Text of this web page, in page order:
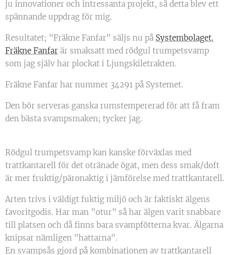
ju innovationer och intressanta projekt, så detta blev ett
spännande uppdrag för mig.
Resultatet; "Fräkne Fanfar" säljs nu på Systembolaget.
Fräkne Fanfar är smaksatt med rödgul trumpetsvamp
som jag själv har plockat i Ljungskiletrakten.
Fräkne Fanfar har nummer 34291 på Systemet.
Den bör serveras ganska rumstempererad för att få fram
den bästa svampsmaken; tycker jag.
Rödgul trumpetsvamp kan kanske förväxlas med
trattkantarell för det otränade ögat, men dess smak/doft
är mer fruktig/päronaktig i jämförelse med trattkantarell.
Arten trivs i väldigt fuktig miljö och är faktiskt älgens
favoritgodis. Har man "otur" så har älgen varit snabbare
till platsen och då finns bara svampfötterna kvar. Älgarna
knipsar nämligen "hattarna".
En svampsås gjord på kombinationen av trattkantarell